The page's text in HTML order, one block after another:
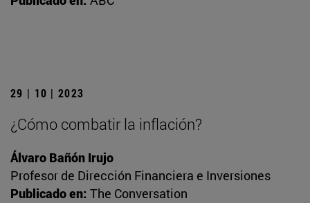
29 | 10 | 2023
¿Cómo combatir la inflación?
Álvaro Bañón Irujo
Profesor de Dirección Financiera e Inversiones
Publicado en: The Conversation